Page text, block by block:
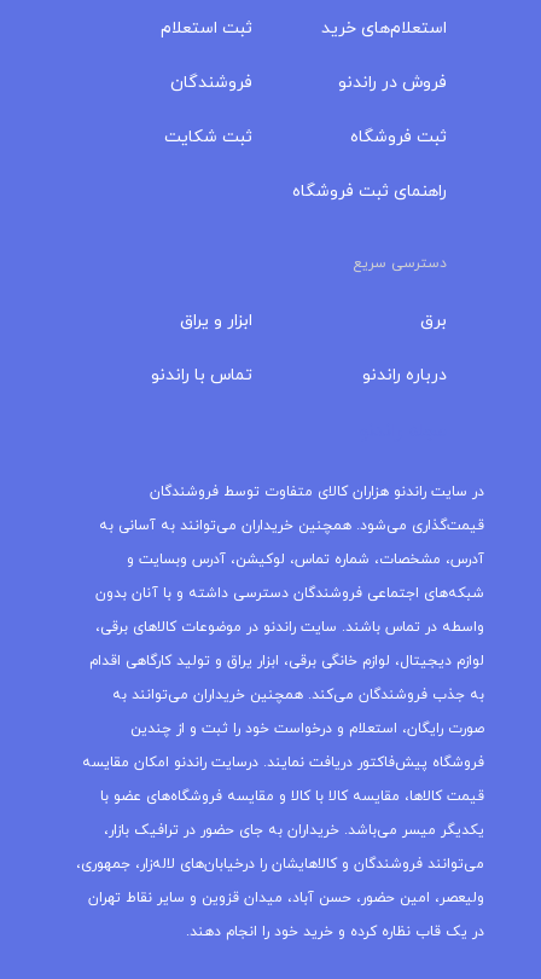
استعلام‌های خرید
فروش در راندنو
ثبت فروشگاه
راهنمای ثبت فروشگاه
ثبت استعلام
فروشندگان
ثبت شکایت
دسترسی سریع
برق
درباره‌ راندنو
ابزار و یراق
تماس با راندنو
در سایت راندنو هزاران کالای متفاوت توسط فروشندگان
قیمت‌گذاری می‌شود. همچنین خریداران می‌توانند به آسانی به
آدرس، مشخصات، شماره تماس، لوکیشن، آدرس وبسایت و
شبکه‌های اجتماعی فروشندگان دسترسی داشته و با آنان بدون
واسطه در تماس باشند. سایت راندنو در موضوعات کالاهای برقی،
لوازم دیجیتال، لوازم خانگی برقی، ابزار یراق و تولید کارگاهی اقدام
به جذب فروشندگان می‌کند. همچنین خریداران می‌توانند به
صورت رایگان، استعلام و درخواست خود را ثبت و از چندین
فروشگاه پیش‌فاکتور دریافت نمایند. درسایت راندنو امکان مقایسه
قیمت کالاها، مقایسه کالا با کالا و مقایسه فروشگاه‌های عضو با
یکدیگر میسر می‌باشد. خریداران به جای حضور در ترافیک بازار،
می‌توانند فروشندگان و کالاهایشان را درخیابان‌های لاله‌زار، جمهوری،
ولیعصر، امین حضور، حسن آباد، میدان قزوین و سایر نقاط تهران
در یک قاب نظاره کرده و خرید خود را انجام دهند.